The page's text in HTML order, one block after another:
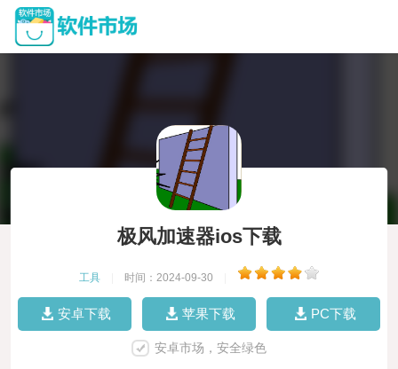
极风加速器ios下载
工具 时间：2024-09-30
安卓下载 苹果下载 PC下载
安卓市场，安全绿色